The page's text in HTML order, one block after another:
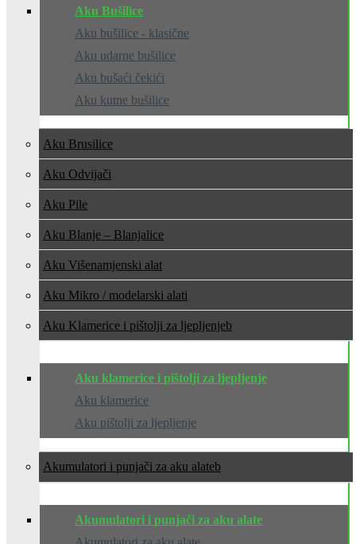
Aku Bušilice
Aku bušilice - klasične
Aku udarne bušilice
Aku bušaći čekići
Aku kutne bušilice
Aku Brusilice
Aku Odvijači
Aku Pile
Aku Blanje – Blanjalice
Aku Višenamjenski alat
Aku Mikro / modelarski alati
Aku Klamerice i pištolji za ljepljenje
Aku klamerice i pištolji za ljepljenje
Aku klamerice
Aku pištolji za ljepljenje
Akumulatori i punjači za aku alate
Akumulatori i punjači za aku alate